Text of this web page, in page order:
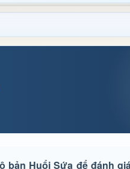
bản Huổi Sứa để đánh